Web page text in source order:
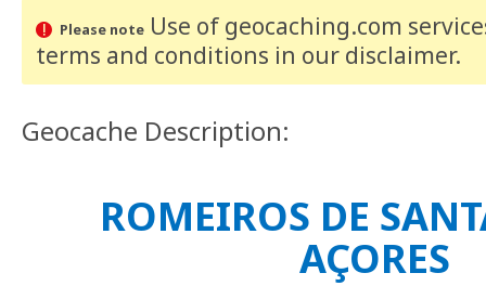
Please noteUse of geocaching.com
terms and conditions in our disclaimer.
Geocache Description:
ROMEIROS DE
AÇORES